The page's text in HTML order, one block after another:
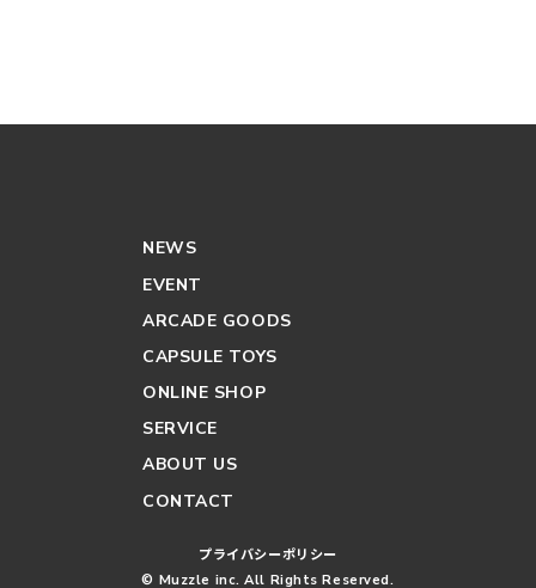
NEWS
EVENT
ARCADE GOODS
CAPSULE TOYS
ONLINE SHOP
SERVICE
ABOUT US
CONTACT
プライバシーポリシー
© Muzzle inc. All Rights Reserved.